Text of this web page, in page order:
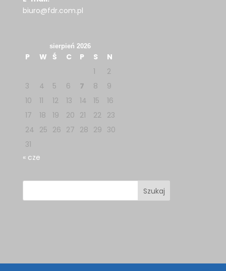
biuro@fdr.com.pl
sierpień 2026
P W Ś C P S
N
1
2
3
4 5 6 7 8
9
10
11 12 13 14 15
16
17
18 19 20 21 22
23
24 25 26 27 28 29 30
31
« cze